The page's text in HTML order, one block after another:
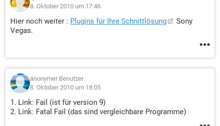
8. Oktober 2010 um 17:46
Hier noch weiter : Plugins für Ihre Schnittlösung
Sony
Vegas.
anonymer Benutzer
8. Oktober 2010 um 18:05
1. Link: Fail (ist für version 9)
2. Link: Fatal Fail (das sind vergleichbare Programme)